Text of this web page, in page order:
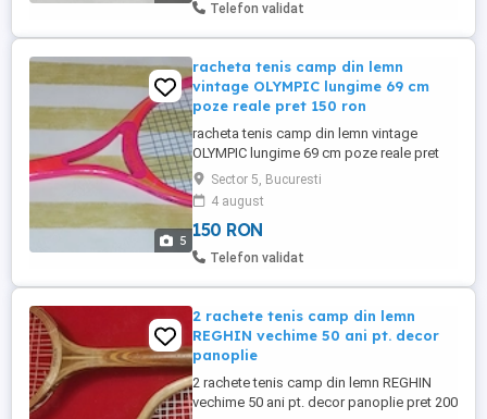
Telefon validat
5
racheta tenis camp din lemn
vintage OLYMPIC lungime 69 cm
poze reale pret 150 ron
racheta tenis camp din lemn vintage
OLYMPIC lungime 69 cm poze reale pret
150 ron
Sector 5, Bucuresti
4 august
150 RON
Telefon validat
2 rachete tenis camp din lemn
REGHIN vechime 50 ani pt. decor
panoplie
2 rachete tenis camp din lemn REGHIN
vechime 50 ani pt. decor panoplie pret 200